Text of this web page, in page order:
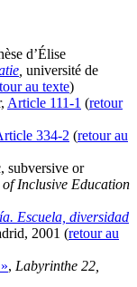
d’Élise
université de
au texte)
Article 111-1 (retour
334-2 (retour au
subversive or
Inclusive Education
Escuela, diversidad
2001 (retour au
, Labyrinthe 22,